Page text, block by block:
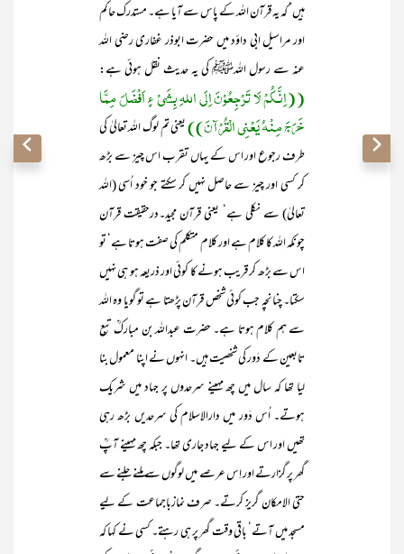
ہیں‘ کہ یہ قرآن اللہ کے پاس سے آیا ہے۔ مستدرک حاکم
اور مراسیل ابی داؤد میں حضرت ابوذر غفاری رضی اللہ
عنہ سے رسول اللہﷺ کی یہ حدیث نقل ہوئی ہے:
((اِنَّـکُمْ لَا تَرْجِعُوْنَ اِلَی اللہِ بِشَیْ ءٍ اَفْضَلَ مِمَّا
خَرَجَ مِنْہُ یَعْنِی الْقُرْآنَ))یعنی تم لوگ اللہ تعالیٰ کی
طرف رجوع اور اس کے یہاں تقرب اس چیز سے بڑھ
کر کسی اور چیز سے حاصل نہیں کر سکتے جو خود اُسی (اللہ
تعالیٰ) سے نکلی ہے‘ یعنی قرآن مجید۔درحقیقت قرآن
چونکہ اللہ کا کلام ہے اور کلام متکلم کی صفت ہوتا ہے‘ تو
اس سے بڑھ کر قریب ہونے کا کوئی اور ذریعہ ہو ہی نہیں
سکتا۔ چنانچہ جب کوئی شخص قرآن پڑھتا ہے تو گویا وہ اللہ
سے ہم کلام ہوتا ہے۔ حضرت عبداللہ بن مبارکؒ تبع
تابعین کے دَور کی شخصیت ہیں۔ انہوں نے اپنا معمول بنا
لیا تھا کہ سال میں چھ مہینے سرحدوں پر جہاد میں شریک
ہوتے۔ اُس دَور میں دارالاسلام کی سرحدیں بڑھ رہی
تھیں اور اس کے لیے جہاد جاری تھا۔ جبکہ چھ مہینے آپؒ
گھر پر گزارتے اور اِس عرصے میں لوگوں سے ملنے جلنے سے
حتی الامکان گریز کرتے۔ صرف نمازباجماعت کے لیے
مسجد میں آتے‘ باقی وقت گھر پر ہی رہتے۔ کسی نے کہا کہ